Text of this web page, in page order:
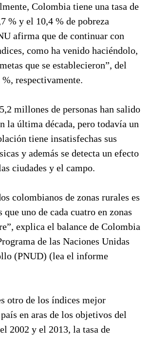
Colombia tiene una tasa de
% y el 10,4 % de pobreza
afirma que de continuar con
como ha venido haciéndolo,
que se establecieron”, del
respectivamente.
millones de personas han salido
la última década, pero todavía un
tiene insatisfechas sus
y además se detecta un efecto
ciudades y el campo.
colombianos de zonas rurales es
uno de cada cuatro en zonas
explica el balance de Colombia
de las Naciones Unidas
(PNUD) (lea el informe
otro de los índices mejor
en aras de los objetivos del
2002 y el 2013, la tasa de